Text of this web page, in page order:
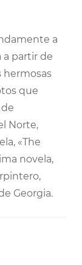
a
a partir de
hermosas
que
Norte,
«The
novela,
Georgia.